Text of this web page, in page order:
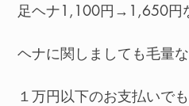
足ヘナ1,100円→1,650円
ヘナに関しましても毛量
１万円以下のお支払いで